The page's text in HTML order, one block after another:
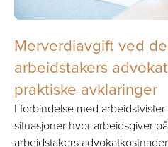
Merverdiavgift ved
arbeidstakers
praktiske avklaringer
I forbindelse med
situasjoner hvor arbeidsgiver
arbeidstakers